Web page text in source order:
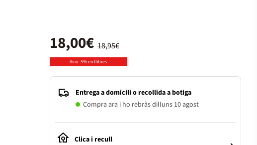
18,95€
18,00€
Avui -5% en llibres
Entrega a domicili o recollida a botiga
Compra ara i ho rebràs dilluns 10 agost
Clica i recull